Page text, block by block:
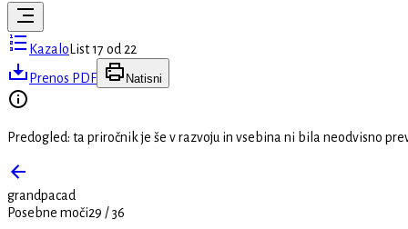
Kazalo List 17 od 22
Prenos PDF
Natisni
Predogled: ta priročnik je še v razvoju in vsebina ni bila neodvisno
grandpacad
Posebne moči29 /36